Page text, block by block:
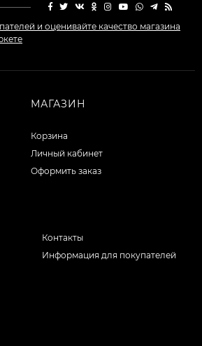
МАГАЗИН
Корзина
Личный кабинет
Оформить заказ
Контакты
Информация для покупателей